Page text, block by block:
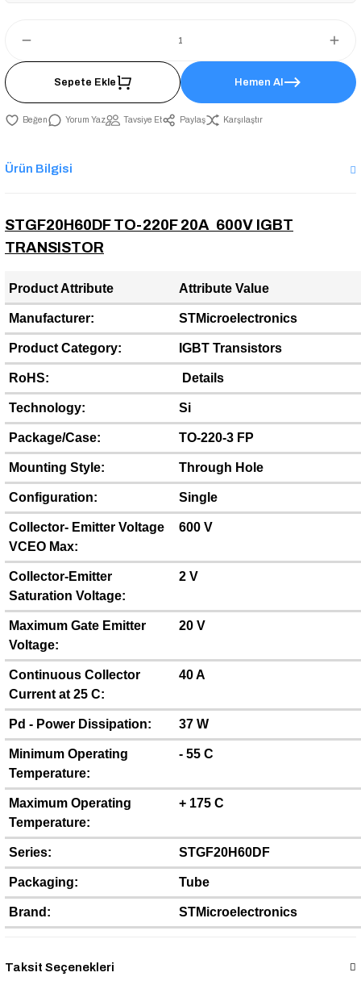
Sepete Ekle Hemen Al
Yorum Yaz Tavsiye Et Paylaş Karşılaştır
Ürün Bilgisi
STGF20H60DF TO-220F 20A 600V IGBT
TRANSISTOR
Product Attribute Attribute Value
Manufacturer: STMicroelectronics
Product Category: IGBT Transistors
RoHS: Details
Technology: Si
Package/Case: TO-220-3 FP
Mounting Style: Through Hole
Configuration: Single
Collector- Emitter Voltage
VCEO Max:
600 V
Collector-Emitter
Saturation Voltage:
2 V
Maximum Gate Emitter
Voltage:
20 V
Continuous Collector
Current at 25 C:
40 A
Pd - Power Dissipation: 37 W
Minimum Operating
Temperature:
- 55 C
Maximum Operating
Temperature:
+ 175 C
Series: STGF20H60DF
Packaging: Tube
Brand: STMicroelectronics
Taksit Seçenekleri